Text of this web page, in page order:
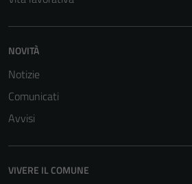
NOVITÀ
Notizie
Comunicati
Avvisi
VIVERE IL COMUNE